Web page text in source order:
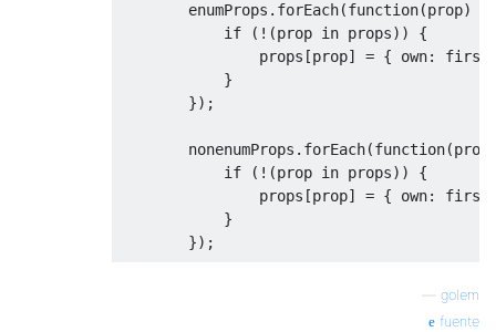
        enumProps
. forEach(function(prop)
if
(!(prop in props))
{
                props
[prop] = { own:
}
});
        nonenumProps
. forEach(function(prop
if
(!(prop in props))
{
                props
[prop] = { own:
}
});
getPrototypeOf
golem
fuente